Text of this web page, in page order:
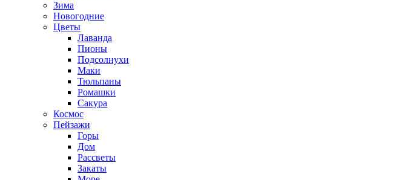
Зима
Новогодние
Цветы
Лаванда
Пионы
Подсолнухи
Маки
Тюльпаны
Ромашки
Сакура
Космос
Пейзажи
Горы
Дом
Рассветы
Закаты